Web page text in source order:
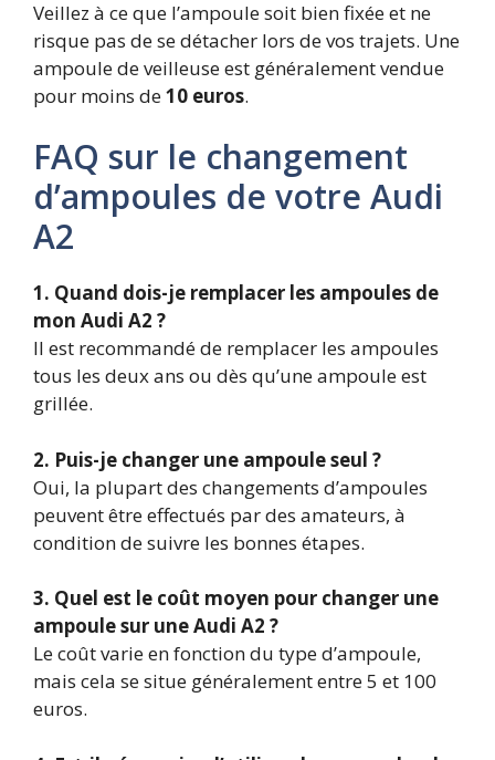
Veillez à ce que l’ampoule soit bien fixée et ne
risque pas de se détacher lors de vos trajets. Une
ampoule de veilleuse est généralement vendue
pour moins de10 euros.
FAQ sur le changement
d’ampoules de votre Audi
A2
1. Quand dois-je remplacer les ampoules de
mon Audi A2 ?
Il est recommandé de remplacer les ampoules
tous les deux ans ou dès qu’une ampoule est
grillée.
2. Puis-je changer une ampoule seul ?
Oui, la plupart des changements d’ampoules
peuvent être effectués par des amateurs, à
condition de suivre les bonnes étapes.
3. Quel est le coût moyen pour changer une
ampoule sur une Audi A2 ?
Le coût varie en fonction du type d’ampoule,
mais cela se situe généralement entre 5 et 100
euros.